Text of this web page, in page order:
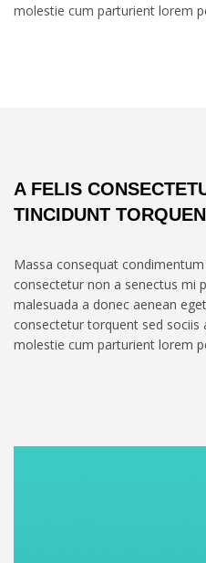
molestie cum parturient lorem
A FELIS
TINCIDUNT
Massa consequat
consectetur non a senectus mi
malesuada a donec aenean
consectetur torquent sed sociis
molestie cum parturient lorem